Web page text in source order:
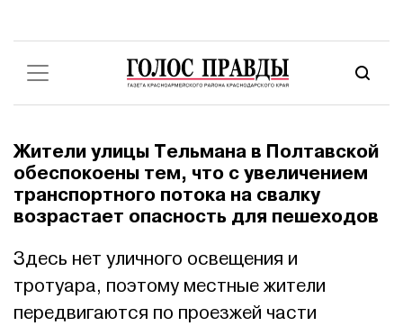
Жители улицы Тельмана в Полтавской
обеспокоены тем, что с увеличением
транспортного потока на свалку
возрастает опасность для пешеходов
Здесь нет уличного освещения и
тротуара, поэтому местные жители
передвигаются по проезжей части